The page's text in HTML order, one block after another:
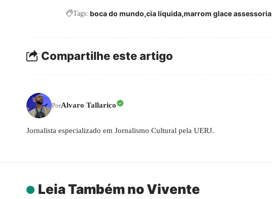
Tags: boca do mundo cia liquida marrom glace assessoria
Compartilhe este artigo
PorAlvaro Tallarico
Jornalista especializado em Jornalismo Cultural pela UERJ.
Leia Também no Vivente